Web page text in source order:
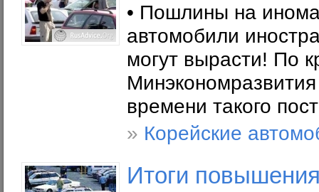
• Пошлины на
автомобили
могут вырасти! По
времени такого
» Корейские
Итоги